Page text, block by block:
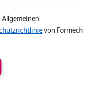
Allgemeinen
von Formech